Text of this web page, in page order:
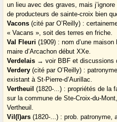
un lieu avec des graves, mais
de producteurs de sainte-croix bien
Vacons (cité par O’Reilly) :
« Vacans », soit des terres en friche.
Val Fleuri (1909) : nom d’une
maire d’Arcachon début XXe.
Verdelais → voir BBF et discussions
Verdery (cité par O’Reilly) :
existant à St-Pierre-d’Aurillac.
Vertheuil (1820-...) : propriétés de la
sur la commune de Ste-Croix-du-
Vertheuil.
Vil(l)ars (1820-...) : prob. patronyme,